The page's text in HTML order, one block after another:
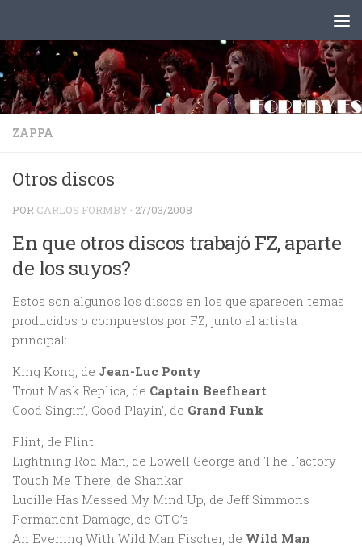
ZAPPA
Otros discos
POR CARLOS FORMBY · 27/03/2008
En que otros discos trabajó FZ, aparte
de los suyos?
Estos son algunos los discos en los que aparecen temas
producidos o compuestos por FZ, junto al artista
principal:
King Kong, de Jean-Luc Ponty
Trout Mask Replica, de Captain Beefheart
Good Singin’, Good Playin’, de Grand Funk
Flint, de Flint
Lightning Rod Man, de Lowell George and The Factory
Touch Me There, de Shankar
Lucille Has Messed My Mind Up, de Jeff Simmons
Permanent Damage, de GTO’s
An Evening With Wild Man Fischer, de Wild Man